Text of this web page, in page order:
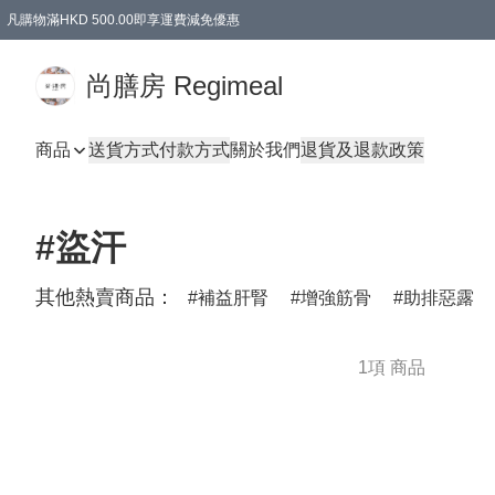
凡購物滿HKD 500.00即享運費減免優惠
尚膳房 Regimeal
商品 送貨方式付款方式關於我們退貨及退款政策
#盜汗
其他熱賣商品： 補益肝腎 增強筋骨 助排惡露
1項 商品